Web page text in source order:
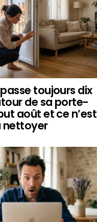
toujours dix
de sa porte-
août et ce n’est
nettoyer